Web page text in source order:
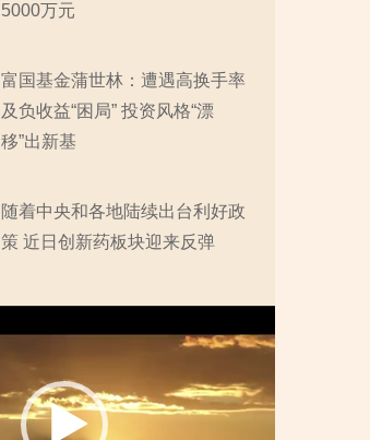
5000万元
富国基金蒲世林：遭遇高换手率
及负收益“困局” 投资风格“漂
移”出新基
随着中央和各地陆续出台利好政
策 近日创新药板块迎来反弹